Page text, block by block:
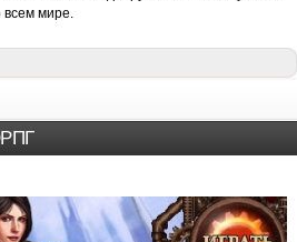
всем мире.